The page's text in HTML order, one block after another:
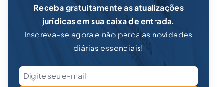
Receba gratuitamente as atualizações
jurídicas em sua caixa de entrada.
Inscreva-se agora e não perca as novidades
diárias essenciais!